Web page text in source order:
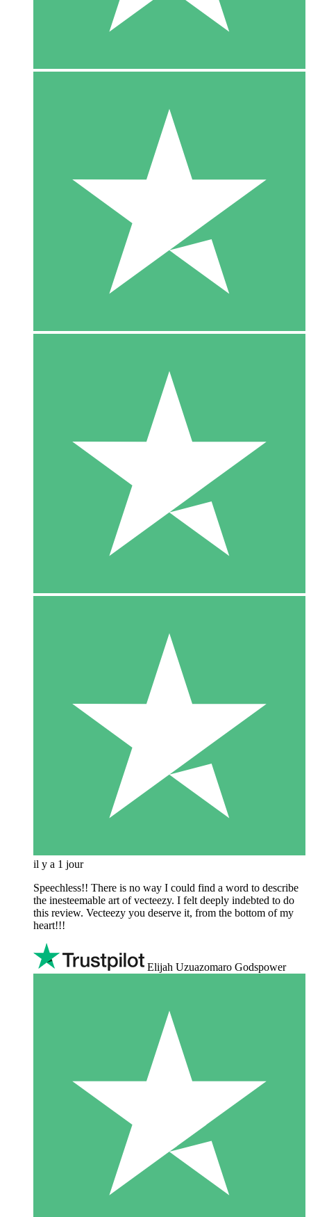
il y a 1 jour
Speechless!! There is no way I could find a word to describe
the inesteemable art of vecteezy. I felt deeply indebted to do
this review. Vecteezy you deserve it, from the bottom of my
heart!!!
Elijah Uzuazomaro Godspower